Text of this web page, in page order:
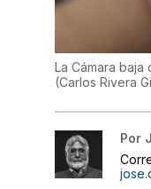
La Cámara
(Carlos Rivera
Por